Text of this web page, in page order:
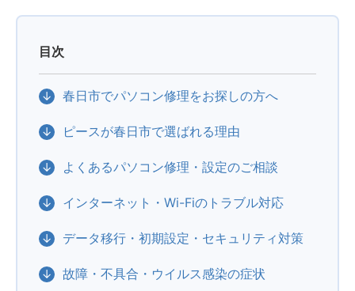
目次
春日市でパソコン修理をお探しの方へ
ピースが春日市で選ばれる理由
よくあるパソコン修理・設定のご相談
インターネット・Wi-Fiのトラブル対応
データ移行・初期設定・セキュリティ対策
故障・不具合・ウイルス感染の症状